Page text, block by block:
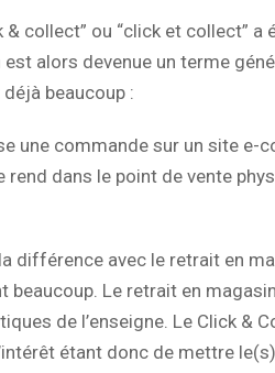
collect” ou “click et collect”
alors devenue un terme
beaucoup :
une commande sur un site e-
rend dans le point de vente
différence avec le retrait en
beaucoup. Le retrait en
de l’enseigne. Le Click &
étant donc de mettre